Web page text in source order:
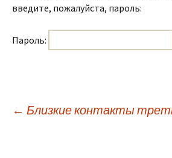
введите, пожалуйста, пароль:
Пароль:
Навигация
← Близкие контакты